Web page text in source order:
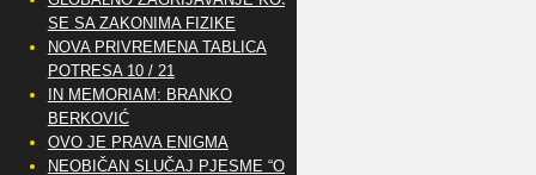
SE SA ZAKONIMA FIZIKE
NOVA PRIVREMENA TABLICA
POTRESA 10 / 21
IN MEMORIAM: BRANKO
BERKOVIĆ
OVO JE PRAVA ENIGMA
NEOBIČAN SLUČAJ PJESME “OH